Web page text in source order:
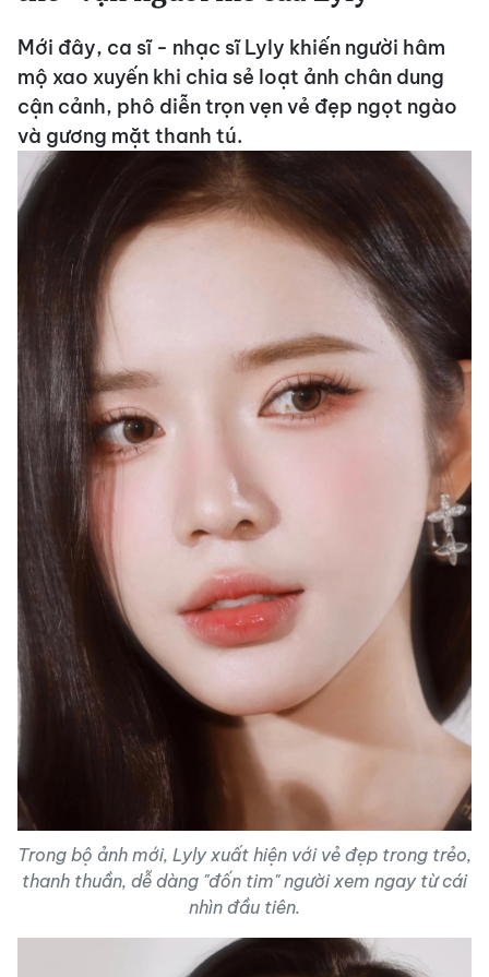
Mới đây, ca sĩ - nhạc sĩ Lyly khiến người hâm
mộ xao xuyến khi chia sẻ loạt ảnh chân dung
cận cảnh, phô diễn trọn vẹn vẻ đẹp ngọt ngào
và gương mặt thanh tú.
Trong bộ ảnh mới, Lyly xuất hiện với vẻ đẹp trong trẻo,
thanh thuần, dễ dàng "đốn tim" người xem ngay từ cái
nhìn đầu tiên.